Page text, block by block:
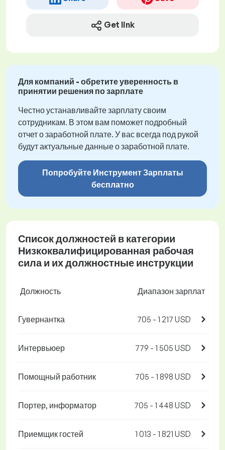
Get link
Для компаний - обретите уверенность в
принятии решения по зарплате
Честно устанавливайте зарплату своим
сотрудникам. В этом вам поможет подробный
отчет о заработной плате. У вас всегда под рукой
будут актуальные данные о заработной плате.
Попробуйте Инструмент Зарплаты
бесплатно
Список должностей в категории
Низкоквалифицированная рабочая
сила и их должностные инструкции
Должность Диапазон зарплат
Гувернантка 705 - 1 217 USD
Интервьюер 779 - 1 505 USD
Помощный работник 705 - 1 898 USD
Портер, информатор 705 - 1 448 USD
Приемщик гостей 1 013 - 1 821 USD